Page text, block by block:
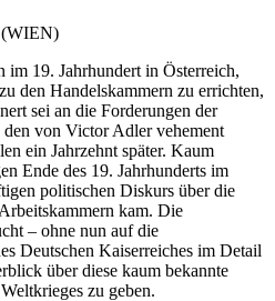
(WIEN)
19. Jahrhundert in Österreich,
den Handelskammern zu errichten,
sei an die Forderungen der
von Victor Adler vehement
ein Jahrzehnt später. Kaum
Ende des 19. Jahrhunderts im
politischen Diskurs über die
kam. Die
– ohne nun auf die
Deutschen Kaiserreiches im Detail
über diese kaum bekannte
zu geben.